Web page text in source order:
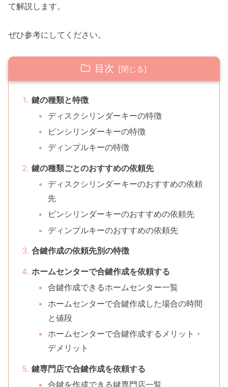
て解説します。
ぜひ参考にしてください。
目次
鍵の種類と特徴
ディスクシリンダーキーの特徴
ピンシリンダーキーの特徴
ディンプルキーの特徴
鍵の種類ごとのおすすめの依頼先
ディスクシリンダーキーのおすすめの依頼
先
ピンシリンダーキーのおすすめの依頼先
ディンプルキーのおすすめの依頼先
合鍵作成の依頼先別の特徴
ホームセンターで合鍵作成を依頼する
合鍵作成できるホームセンター一覧
ホームセンターで合鍵作成した場合の時間
と値段
ホームセンターで合鍵作成するメリット・
デメリット
鍵専門店で合鍵作成を依頼する
合鍵を作成できる鍵専門店一覧